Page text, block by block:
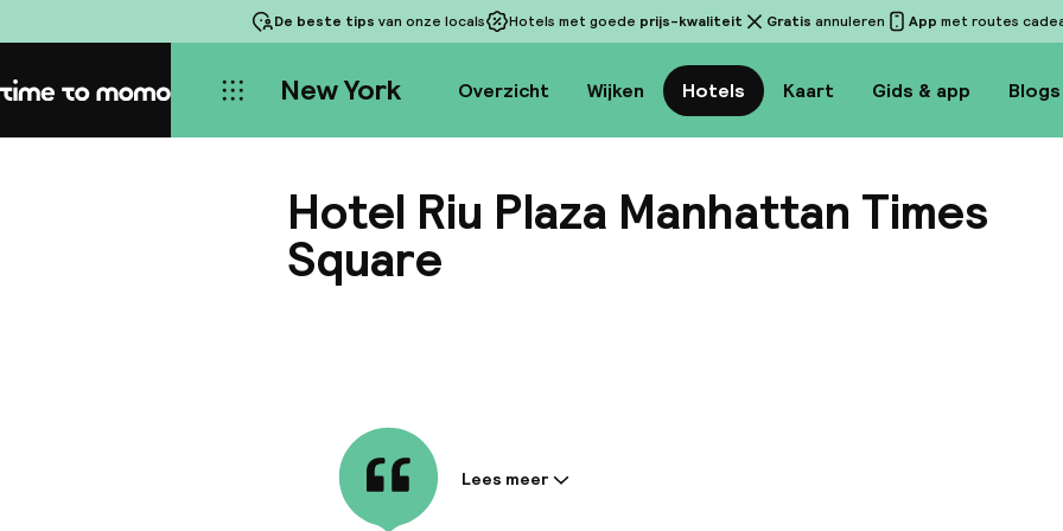
De beste tips van onze locals Hotels met goede prijs-kwaliteit Gratis annuleren App met routes
Home New York Overzicht Wijken Hotels Kaart Gids & app Blogs
Hotel Riu Plaza Manhattan Times
Square
Informatie gedeeld door de accommodatie:
Lees meer